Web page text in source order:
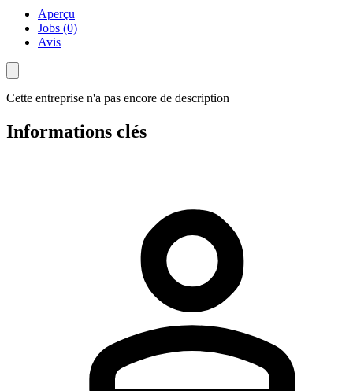
Aperçu
Jobs (0)
Avis
Cette entreprise n'a pas encore de description
Informations clés